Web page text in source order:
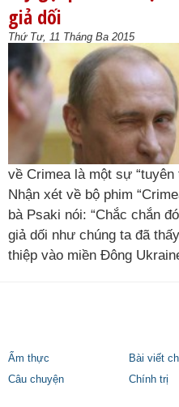
giả dối
Thứ Tư, 11 Tháng Ba 2015
về Crimea là một sự “tuyên
Nhận xét về bộ phim
bà Psaki nói: “Chắc chắn
giả dối như chúng ta đã
thiệp vào miền Đông
Ẩm thực Bài viết
Câu chuyện
Chính trị